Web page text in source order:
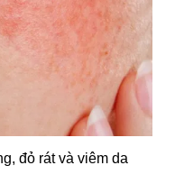
đỏ rát và viêm da